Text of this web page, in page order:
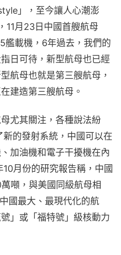
」，至今讓人心潮澎
11月23日中國首艘航母
艦載機，6年過去，我們的
日可待，新型航母也已經
航母也就是第三艘航母，
建造第三艘航母。
尤其關注，各種說法紛
的發射系統，中國可以在
加油機和電子干擾機在內
月份的研究報告稱，中國
噸，與美國同級航母相
國最大、最現代化的航
」或「福特號」級核動力